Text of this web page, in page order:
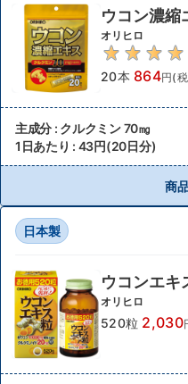
ウコン濃縮
オリヒロ
20本 864円(
主成分 : クルクミン 70㎎
1日あたり : 43円(20日分)
商
日本製
ウコンエキ
オリヒロ
520粒 2,030